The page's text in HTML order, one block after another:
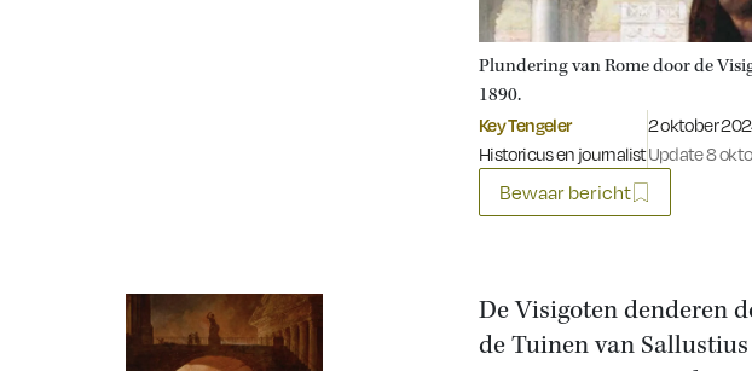
Plundering van Rome door de
1890.
Key Tengeler
Historicus en journalist
Gepubliceerd
2 oktober
Update 8
Bewaar bericht
De Visigoten denderen
de Tuinen van